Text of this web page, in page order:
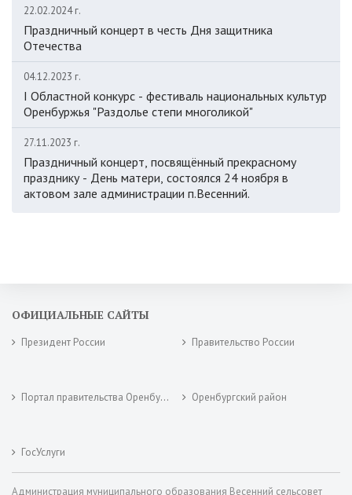
22.02.2024 г.
Праздничный концерт в честь Дня защитника
Отечества
04.12.2023 г.
I Областной конкурс - фестиваль национальных культур
Оренбуржья "Раздолье степи многоликой"
27.11.2023 г.
Праздничный концерт, посвящённый прекрасному
празднику - День матери, состоялся 24 ноября в
актовом зале администрации п.Весенний.
ОФИЦИАЛЬНЫЕ САЙТЫ
Президент России Правительство России
Портал правительства Оренбургской области Оренбургский район
ГосУслуги
Администрация муниципального образования Весенний сельсовет